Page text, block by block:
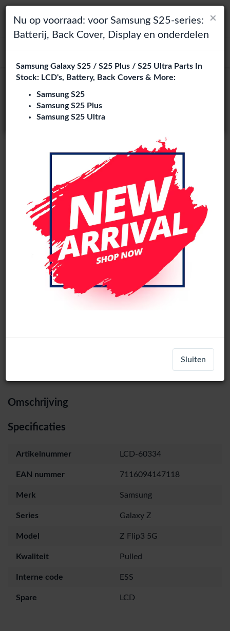
×
Kies je taal
Het lijkt erop dat je inVerenigde Statenbent.
Bezoeken.phone-city.nl
Blijf op deze site
Toggle navigation
zoeken
Login
Samsung Galaxy Z Flip3 (SM-F711B)
Omschrijving
Specificaties
Artikelnummer LCD-60334
EAN nummer 7116094147118
Merk Samsung
Series Galaxy Z
Model Z Flip3 5G
Kwaliteit Pulled
Interne code ESS
Spare LCD
×
Nu op voorraad: voor Samsung S25-series:
Batterij, Back Cover, Display en onderdelen
Samsung Galaxy S25 / S25 Plus / S25 Ultra Parts In
Stock: LCD's, Battery, Back Covers & More:
Samsung S25
Samsung S25 Plus
Samsung S25 Ultra
Sluiten